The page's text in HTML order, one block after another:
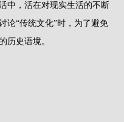
中，活在对现实生活的不断
论“传统文化”时，为了避免
历史语境。